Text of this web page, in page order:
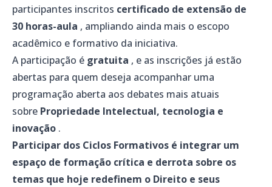
participantes inscritos certificado de extensão de
30 horas-aula , ampliando ainda mais o escopo
acadêmico e formativo da iniciativa.
A participação é gratuita , e as inscrições já estão
abertas para quem deseja acompanhar uma
programação aberta aos debates mais atuais
sobre Propriedade Intelectual, tecnologia e
inovação .
Participar dos Ciclos Formativos é integrar um
espaço de formação crítica e derrota sobre os
temas que hoje redefinem o Direito e seus